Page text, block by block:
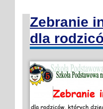
Zebranie
dla